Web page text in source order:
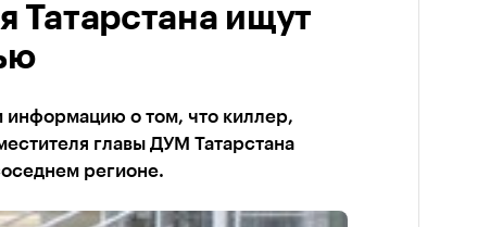
Татарстана ищут
информацию о том, что киллер,
главы ДУМ Татарстана
регионе.